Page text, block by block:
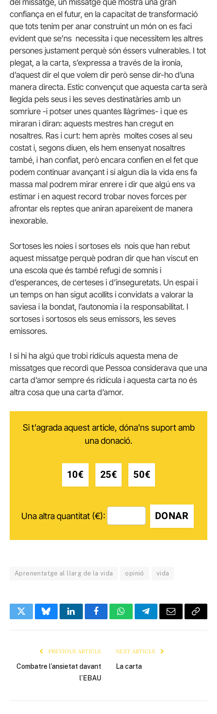
del missatge, un missatge que mostra una gran
confiança en el futur, en la capacitat de transformació
que tots tenim per anar construint un món on es faci
evident que se’ns necessita i que necessitem les altres
persones justament perquè són éssers vulnerables. I tot
plegat, a la carta, s’expressa a través de la ironia,
d’aquest dir el que volem dir però sense dir-ho d’una
manera directa. Estic convençut que aquesta carta serà
llegida pels seus i les seves destinatàries amb un
somriure -i potser unes quantes llàgrimes- i que es
miraran i diran: aquests mestres han cregut en
nosaltres. Ras i curt: hem après moltes coses al seu
costat i, segons diuen, els hem ensenyat nosaltres
també, i han confiat, però encara confien en el fet que
podem continuar avançant i si algun dia la vida ens fa
massa mal podrem mirar enrere i dir que algú ens va
estimar i en aquest record trobar noves forces per
afrontar els reptes que aniran apareixent de manera
inexorable.
Sortoses les noies i sortoses els nois que han rebut
aquest missatge perquè podran dir que han viscut en
una escola que és també refugi de somnis i
d’esperances, de certeses i d’inseguretats. Un espai i
un temps on han sigut acollits i convidats a valorar la
saviesa i la bondat, l’autonomia i la responsabilitat. I
sortoses i sortosos els seus emissors, les seves
emissores.
I si hi ha algú que trobi ridículs aquesta mena de
missatges que recordi que Pessoa considerava que una
carta d’amor sempre és ridícula i aquesta carta no és
altra cosa que una carta d’amor.
Si t'agrada aquest article, dóna'ns suport amb
una donació.
10€ 25€ 50€
Una altra quantitat (€): DONAR
Aprenentatge al llarg de la vida opinió vida
TwitterBlueskyLinkedInFacebookWhatsAppTelegramEmail Copy
PREVIOUS ARTICLE
Combatre l’ansietat davant
l’EBAU
NEXT ARTICLE
La carta